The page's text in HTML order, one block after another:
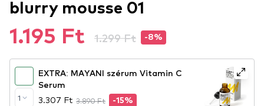
blurry mousse 01
1.195 Ft 1.299 Ft -8%
1
EXTRA: MAYANI szérum Vitamin C
Serum
3.307 Ft 3.890 Ft -15%